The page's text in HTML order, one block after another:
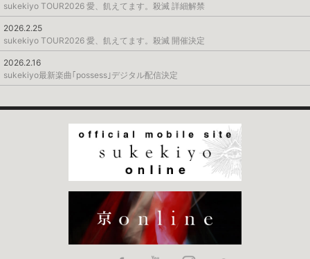
sukekiyo TOUR2026 愛、飢えてます。殺滅 詳細解禁
2026.2.25
sukekiyo TOUR2026 愛、飢えてます。殺滅 開催決定
2026.2.16
sukekiyo最新楽曲｢possess｣デジタル配信決定